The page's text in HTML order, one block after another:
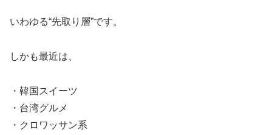
いわゆる“先取り層”です。
しかも最近は、
・韓国スイーツ
・台湾グルメ
・クロワッサン系